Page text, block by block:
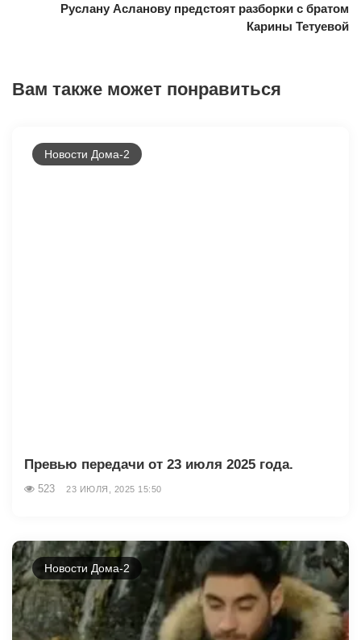
Руслану Асланову предстоят разборки с братом
Карины Тетуевой
Вам также может понравиться
Новости Дома-2
Превью передачи от 23 июля 2025 года.
523 23 ИЮЛЯ, 2025 15:50
Новости Дома-2